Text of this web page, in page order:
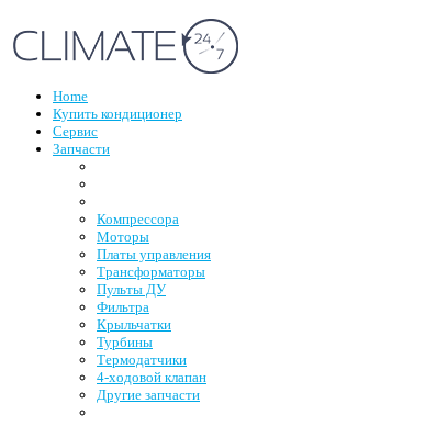
Home
Купить кондиционер
Сервис
Запчасти
Компрессора
Моторы
Платы управления
Трансформаторы
Пульты ДУ
Фильтра
Крыльчатки
Турбины
Термодатчики
4-ходовой клапан
Другие запчасти